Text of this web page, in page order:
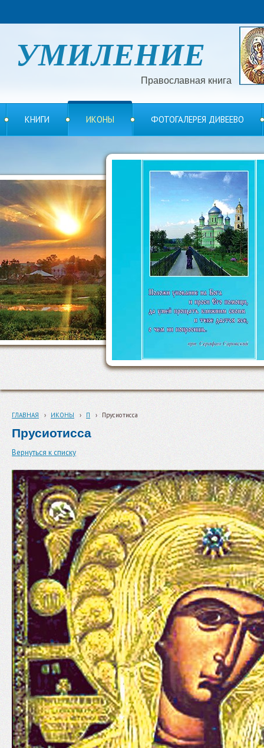
УМИЛЕНИЕ
Православная книга
КНИГИ ИКОНЫ ФОТОГАЛЕРЕЯ ДИВЕЕВО
ГЛАВНАЯ › ИКОНЫ › П › Прусиотисса
Прусиотисса
Вернуться к списку